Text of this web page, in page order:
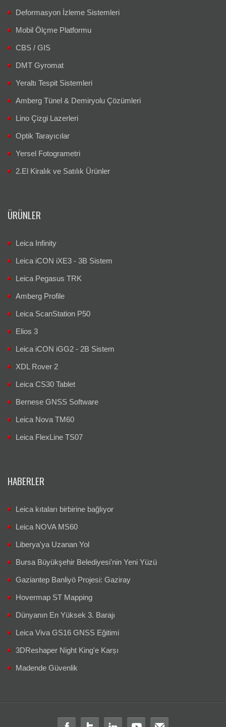
Deformasyon İzleme Sistemleri
Mobil Ölçme Platformu
CBS / GIS
DMT Gyromat
Yeraltı Tespit Sistemleri
Amberg Tünel & Demiryolu Çözümleri
Lino Çizgi Lazerleri
Optik Tarayıcılar
Yersel Fotogrametri
2.El Kiralık ve Satılık Ürünler
ÜRÜNLER
Leica Infinity
Leica iCON iXE3 - 3B Sistem
Leica Pegasus TRK
Amberg Profile
Leica ScanStation P50
Elios 3
Leica iCON iGG2 - 2B Sistem
XDL Rover 2
Leica CS30 Tablet
Bernese GNSS Software
Leica Nova TM60
Leica FlexLine TS07
HABERLER
Leica kıtaları birbirine bağlıyor
Leica NOVA MS60
Liberya'ya Uzanan Yol
Bursa Büyükşehir Belediyesi'nin Yeni Yüzü
Gaziantep Banliyö Projesi: Gaziray
Hovermap ST Mapping
Dünyanın En Yüksek 3. Barajı
Leica Viva GS16 GNSS Eğitimi
3DReshaper Night King'e Karșı
Madende Güvenlik